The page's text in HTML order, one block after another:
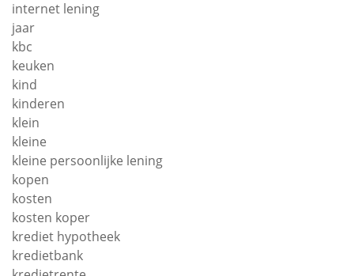
internet lening
jaar
kbc
keuken
kind
kinderen
klein
kleine
kleine persoonlijke lening
kopen
kosten
kosten koper
krediet hypotheek
kredietbank